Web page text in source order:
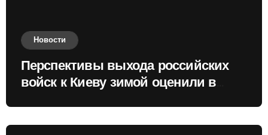
Новости
Перспективы выхода российских
войск к Киеву зимой оценили в